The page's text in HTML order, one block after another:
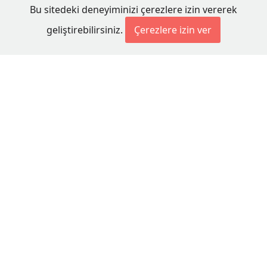
Bu sitedeki deneyiminizi çerezlere izin vererek
geliştirebilirsiniz.
Çerezlere izin ver